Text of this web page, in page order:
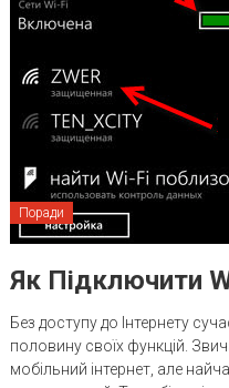
Поради
Як Підключити
Без доступу до Інтернету
половину своїх функцій.
мобільний інтернет, але